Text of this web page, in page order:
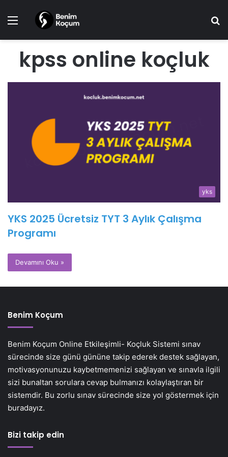
Menü
kpss online koçluk
yks
YKS 2025 Ücretsiz TYT 3 Aylık Çalışma
Programı
Devamını Oku »
Benim Koçum
Benim Koçum Online Etkileşimli- Koçluk Sistemi sınav
sürecinde size günü gününe takip ederek destek sağlayan,
motivasyonunuzu kaybetmemenizi sağlayan ve sınavla ilgili
sizi bunaltan sorulara cevap bulmanızı kolaylaştıran bir
sistemdir. Bu zorlu sınav sürecinde size yol göstermek için
buradayız.
Bizi takip edin